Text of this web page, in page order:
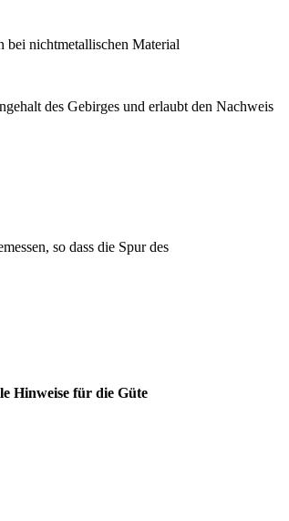
bei nichtmetallischen Material
des Gebirges und erlaubt den Nachweis
so dass die Spur des
Hinweise für die Güte